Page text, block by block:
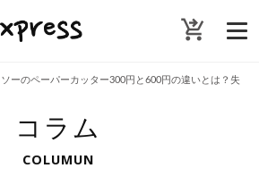
shopping_cart_checkout
ソーのペーパーカッター300円と600円の違いとは？失
コラム
COLUMUN